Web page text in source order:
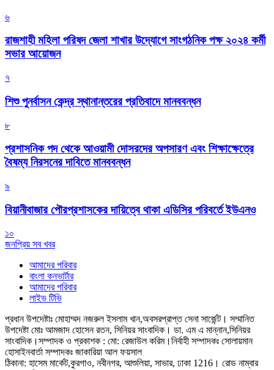
৬
রাজশাহী মহিলা পরিষদ জেলা শাখার উদ্যোগে সাংগঠনিক পক্ষ ২০২৪ কর্মী
সভার আয়োজন
৭
শিশু পুনর্বাসন কেন্দ্র স্থানান্তরের প্রতিবাদে মানববন্ধন
৮
প্রশাসনিক পদ থেকে আওয়ামী দোসরদের অপসারণ এবং শিক্ষাক্ষেত্রে
বৈষম্য নিরসনের দাবিতে মানববন্ধন
৯
বিয়ানীবাজার পৌরপ্রশাসকের দায়িত্বে থাকা এডিসির পরিবর্তে ইউএনও
১০
জনপ্রিয় সব খবর
আমাদের পরিবার
বাংলা কনভার্টার
আমাদের পরিবার
লাইভ টিভি
প্রধান উপদেষ্টাঃ মোহাম্মদ নজরুল ইসলাম খান,অবসরপ্রাপ্ত সেনা সার্জেন্ট। সম্মানিত
উপদেষ্টা মোঃ আমজাদ হোসেন রতন, সিনিয়র সাংবাদিক। ডা. এম এ মান্নান,সিনিয়র
সাংবাদিক। সম্পাদক ও প্রকাশক : মো: রেজাউল করিম। নির্বাহী সম্পাদকঃ সোলায়মান
হোসাইনবার্তা সম্পাদকঃ জাকারিয়া আল ফয়সাল
ঠিকানা: হাসেম মার্কেট,কুরগাও, নবীনগর, আশুলিয়া, সাভার, ঢাকা 1216। রোড নাম্বার